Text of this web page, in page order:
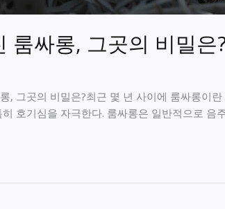
룸싸롱, 그곳의 비밀은
, 그곳의 비밀은?최근 몇 년 사이에 룸싸롱이
호기심을 자극한다. 룸싸롱은 일반적으로 음